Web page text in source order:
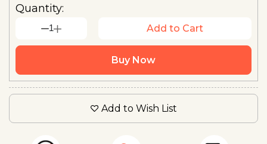
Quantity:
1 Add to Cart
Buy Now
Add to Wish List